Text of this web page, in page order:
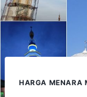
HARGA MENARA